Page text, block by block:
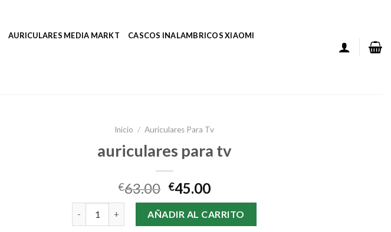
AURICULARES MEDIA MARKT CASCOS INALAMBRICOS XIAOMI
Inicio / Auriculares Para Tv
auriculares para tv
€63.00 €45.00
auriculares para tv cantidadAÑADIR AL CARRITO